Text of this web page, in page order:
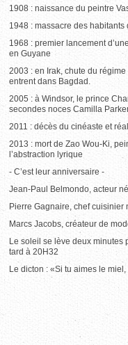
1908 : naissance du peintre
1948 : massacre des
1968 : premier lancement
en Guyane
2003 : en Irak, chute du
entrent dans Bagdad.
2005 : à Windsor, le prince
secondes noces Camilla
2011 : décès du cinéaste et
2013 : mort de Zao Wou-Ki,
l’abstraction lyrique
- C’est leur anniversaire -
Jean-Paul Belmondo, acteur
Pierre Gagnaire, chef cuisinier
Marcs Jacobs, créateur de
Le soleil se lève deux minutes
tard à 20H32
Le dicton : «Si tu aimes le